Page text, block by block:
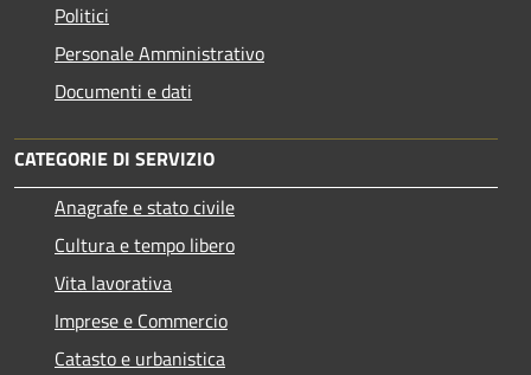
Politici
Personale Amministrativo
Documenti e dati
CATEGORIE DI SERVIZIO
Anagrafe e stato civile
Cultura e tempo libero
Vita lavorativa
Imprese e Commercio
Catasto e urbanistica